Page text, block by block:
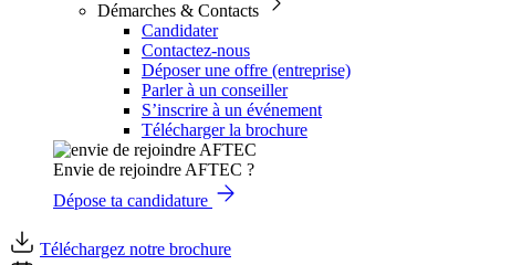
Démarches & Contacts
Candidater
Contactez-nous
Déposer une offre (entreprise)
Parler à un conseiller
S’inscrire à un événement
Télécharger la brochure
Envie de rejoindre AFTEC ?
Dépose ta candidature
Téléchargez notre brochure